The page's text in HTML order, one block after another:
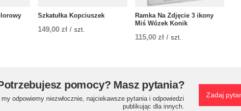
Szkatułka Kopciuszek
149,00 zł / szt.
Ramka Na Zdjęcie 3 ikony
Miś Wózek Konik
115,00 zł / szt.
pomocy? Masz pytania?
odpowiemy niezwłocznie, najciekawsze pytania i odpowiedzi
publikując dla innych.
Zadaj